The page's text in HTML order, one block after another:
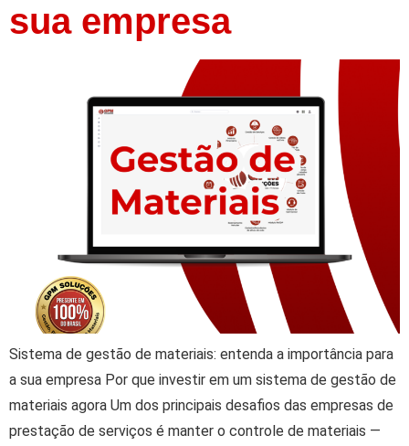
sua empresa
Sistema de gestão de materiais: entenda a importância para
a sua empresa Por que investir em um sistema de gestão de
materiais agora Um dos principais desafios das empresas de
prestação de serviços é manter o controle de materiais —